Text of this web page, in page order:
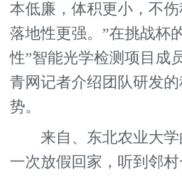
本低廉，体积更小，不伤
落地性更强。”在挑战杯
性”智能光学检测项目成
青网记者介绍团队研发
势。
来自、东北农业大学
一次放假回家，听到邻